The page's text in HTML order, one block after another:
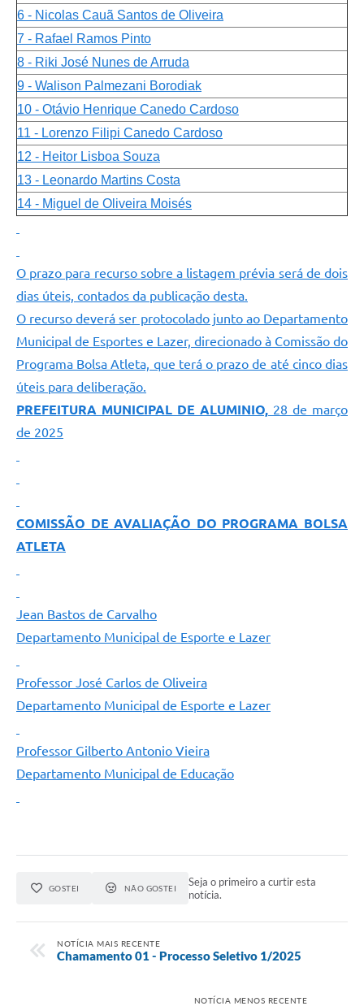
6 - Nicolas Cauã Santos de Oliveira
7 - Rafael Ramos Pinto
8 - Riki José Nunes de Arruda
9 - Walison Palmezani Borodiak
10 - Otávio Henrique Canedo Cardoso
11 - Lorenzo Filipi Canedo Cardoso
12 - Heitor Lisboa Souza
13 - Leonardo Martins Costa
14 - Miguel de Oliveira Moisés
O prazo para recurso sobre a listagem prévia será de dois
dias úteis, contados da publicação desta.
O recurso deverá ser protocolado junto ao Departamento
Municipal de Esportes e Lazer, direcionado à Comissão do
Programa Bolsa Atleta, que terá o prazo de até cinco dias
úteis para deliberação.
PREFEITURA MUNICIPAL DE ALUMINIO, 28 de março
de 2025
COMISSÃO DE AVALIAÇÃO DO PROGRAMA BOLSA
ATLETA
Jean Bastos de Carvalho
Departamento Municipal de Esporte e Lazer
Professor José Carlos de Oliveira
Departamento Municipal de Esporte e Lazer
Professor Gilberto Antonio Vieira
Departamento Municipal de Educação
GOSTEI NÃO GOSTEI
Seja o primeiro a curtir esta
notícia.
NOTÍCIA MAIS RECENTE
Chamamento 01 - Processo Seletivo 1/2025
NOTÍCIA MENOS RECENTE